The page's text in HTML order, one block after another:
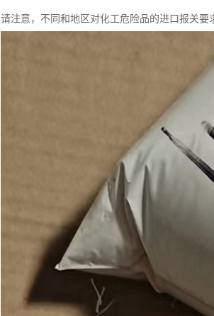
请注意，不同和地区对化工危险品的进口报关要